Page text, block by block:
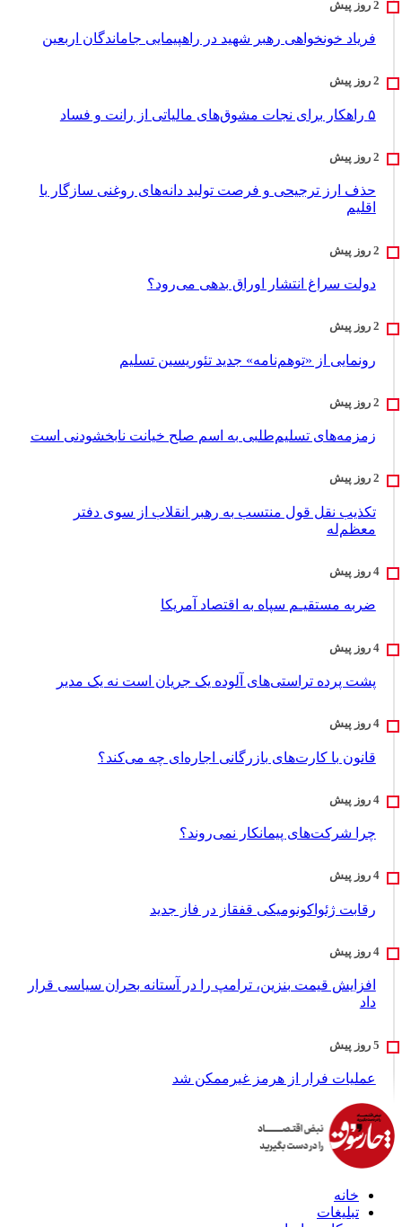
فریاد خونخواهی رهبر شهید در راهپیمایی جاماندگان اربعین
۵ راهکار برای نجات مشوق‌های مالیاتی از رانت و فساد
حذف ارز ترجیحی و فرصت تولید دانه‌های روغنی سازگار با
اقلیم
دولت سراغ انتشار اوراق بدهی می‌رود؟
رونمایی از «توهم‌نامه» جدید تئور‌یسین تسلیم
زمزمه‌های تسلیم‌طلبی به اسم صلح خیانت نابخشودنی است
تکذیب نقل قول منتسب به رهبر انقلاب از سوی دفتر
معظم‌له
ضربه مستقیـم سپاه به اقتصاد آمر‌یکا
پشت پرده تراستی‌های آلوده یک جریان است نه یک مدیر
قانون با کارت‌های بازرگانی اجاره‌ای چه می‌کند؟
چرا شرکت‌های پیمانکار نمی‌روند؟
رقابت ژئواکونومیکی قفقاز در فاز جدید
افزایش قیمت بنزین، ترامپ را در آستانه بحران سیاسی قرار
داد
عملیات فرار از هرمز غیرممکن شد
خانه
تبلیغات